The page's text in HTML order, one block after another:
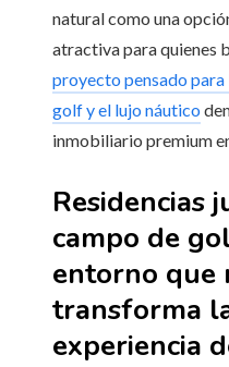
natural como una
atractiva para quienes
proyecto pensado para
golf y el lujo náutico
inmobiliario premium
Residencias
campo de
entorno que
transforma
experiencia